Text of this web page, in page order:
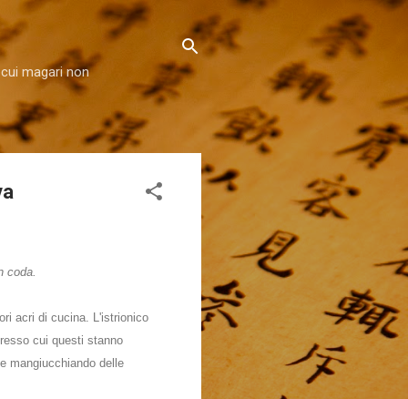
magari non
coda.
acri di cucina. L'istrionico
cui questi stanno
mangiucchiando delle